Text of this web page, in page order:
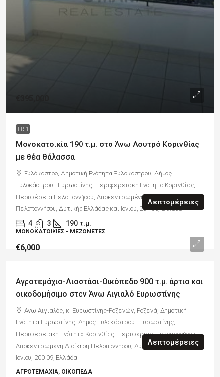
FR-1
Μονοκατοικία 190 τ.μ. στο Άνω Λουτρό Κορινθίας
με θέα θάλασσα
Ξυλόκαστρο, Δημοτική Ενότητα Ξυλοκάστρου, Δήμος
Ξυλοκάστρου - Ευρωστίνης, Περιφερειακή Ενότητα Κορινθίας,
Περιφέρεια Πελοποννήσου, Αποκεντρωμένη Διοίκηση
Πελοποννήσου, Δυτικής Ελλάδας και Ιονίου, 204 00, Ελλάδα
4 3 190 τ.μ.
ΜΟΝΟΚΑΤΟΙΚΊΕΣ - ΜΕΖΟΝΈΤΕΣ
Λεπτομέρειες
€6,000
Αγροτεμάχιο-Λιοστάσι-Οικόπεδο 900 τ.μ. άρτιο και
οικοδομήσιμο στον Άνω Αιγιαλό Ευρωστίνης
Άνω Αιγιαλός, κ. Ευρωστίνης-Ροζενών, Ροζενά, Δημοτική
Ενότητα Ευρωστίνης, Δήμος Ξυλοκάστρου - Ευρωστίνης,
Περιφερειακή Ενότητα Κορινθίας, Περιφέρεια Πελοποννήσου,
Αποκεντρωμένη Διοίκηση Πελοποννήσου, Δυτικής Ελλάδας και
Ιονίου, 200 09, Ελλάδα
ΑΓΡΟΤΕΜΆΧΙΑ, ΟΙΚΌΠΕΔΑ
Λεπτομέρειες